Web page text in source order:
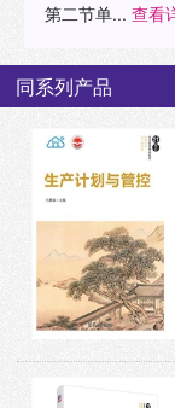
第二节单... 查看
同系列产品